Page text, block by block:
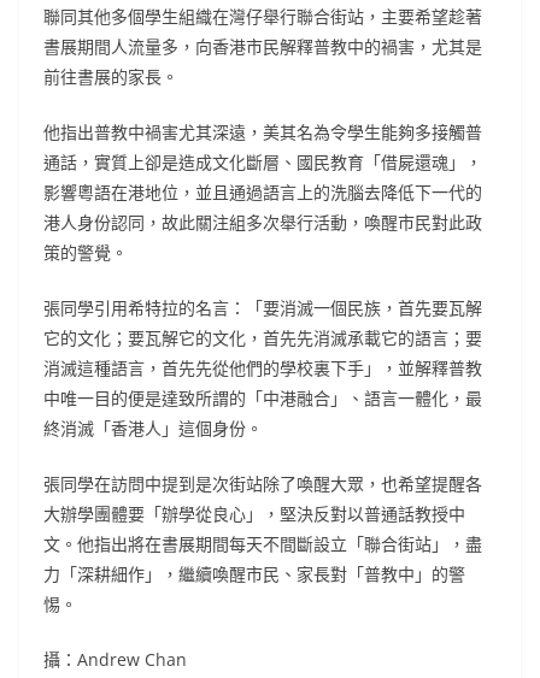
聯同其他多個學生組織在灣仔舉行聯合街站，主要希望趁著
書展期間人流量多，向香港市民解釋普教中的禍害，尤其是
前往書展的家長。
他指出普教中禍害尤其深遠，美其名為令學生能夠多接觸普
通話，實質上卻是造成文化斷層、國民教育「借屍還魂」，
影響粵語在港地位，並且通過語言上的洗腦去降低下一代的
港人身份認同，故此關注組多次舉行活動，喚醒市民對此政
策的警覺。
張同學引用希特拉的名言：「要消滅一個民族，首先要瓦解
它的文化；要瓦解它的文化，首先先消滅承載它的語言；要
消滅這種語言，首先先從他們的學校裏下手」，並解釋普教
中唯一目的便是達致所謂的「中港融合」、語言一體化，最
終消滅「香港人」這個身份。
張同學在訪問中提到是次街站除了喚醒大眾，也希望提醒各
大辦學團體要「辦學從良心」，堅決反對以普通話教授中
文。他指出將在書展期間每天不間斷設立「聯合街站」，盡
力「深耕細作」，繼續喚醒市民、家長對「普教中」的警
惕。
攝：Andrew Chan